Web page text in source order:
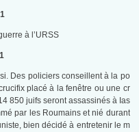
à l’URSS
Des policiers conseillent à la po
placé à la fenêtre ou une cr
850 juifs seront assassinés à Ias
par les Roumains et nié durant
bien décidé à entretenir le m